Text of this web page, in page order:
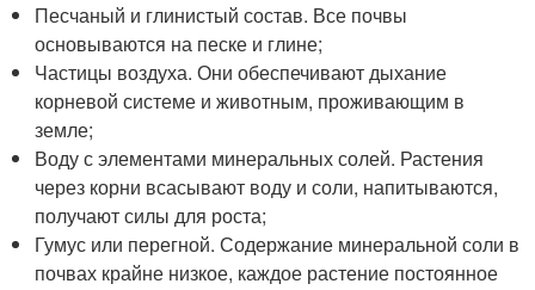
Песчаный и глинистый состав. Все почвы
основываются на песке и глине;
Частицы воздуха. Они обеспечивают дыхание
корневой системе и животным, проживающим в
земле;
Воду с элементами минеральных солей. Растения
через корни всасывают воду и соли, напитываются,
получают силы для роста;
Гумус или перегной. Содержание минеральной соли в
почвах крайне низкое, каждое растение постоянное